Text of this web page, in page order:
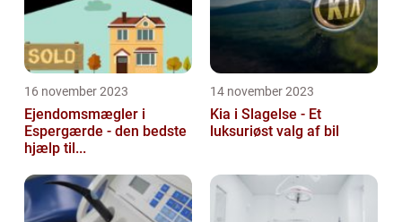
16 november 2023
Ejendomsmægler i
Espergærde - den bedste
hjælp til...
14 november 2023
Kia i Slagelse - Et
luksuriøst valg af bil